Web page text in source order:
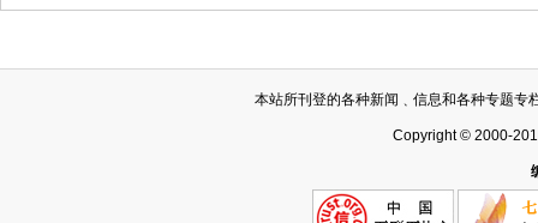
本站所刊登的各种新闻﹑信息和各种专题专
Copyright © 2000-